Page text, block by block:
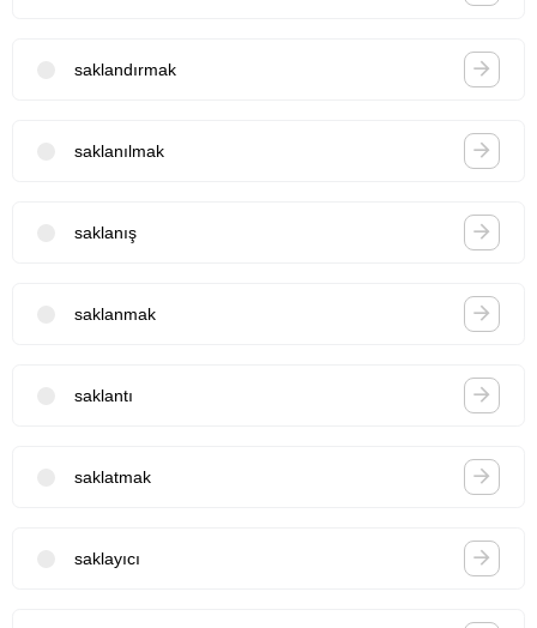
saklandırmak
saklanılmak
saklanış
saklanmak
saklantı
saklatmak
saklayıcı